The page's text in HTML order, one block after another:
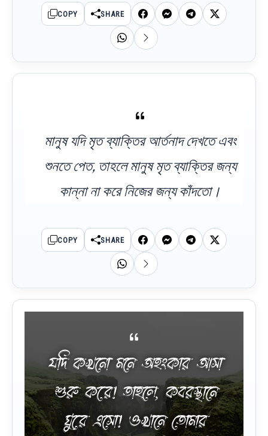
COPY SHARE
মানুষ যদি মৃত ব্যাক্তির আর্তনাদ দেখতে এবং
শুনতে পেত, তাহলে মানুষ মৃত ব্যাক্তির জন্য
কান্না না করে নিজের জন্য কাঁদতো।
COPY SHARE
যদি কখনো মনে অহংকার আসা
শুরু করে! তাহলে, কবরস্থানে
ঘুরে এসো! ওখানে তোমার